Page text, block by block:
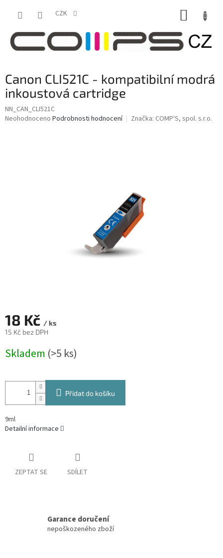
CZK
Canon CLI521C - kompatibilní modrá
inkoustová cartridge
NN_CAN_CLI521C
Průměrné
Neohodnoceno Podrobnosti hodnocení Značka: COMP'S, spol. s.r.o.
18 Kč / ks
15 Kč bez DPH
cena:
Skladem (>5 ks)
Přidat do košíku
9ml
Detailní informace
ZEPTAT SE SDÍLET
Garance doručení
nepoškozeného zboží